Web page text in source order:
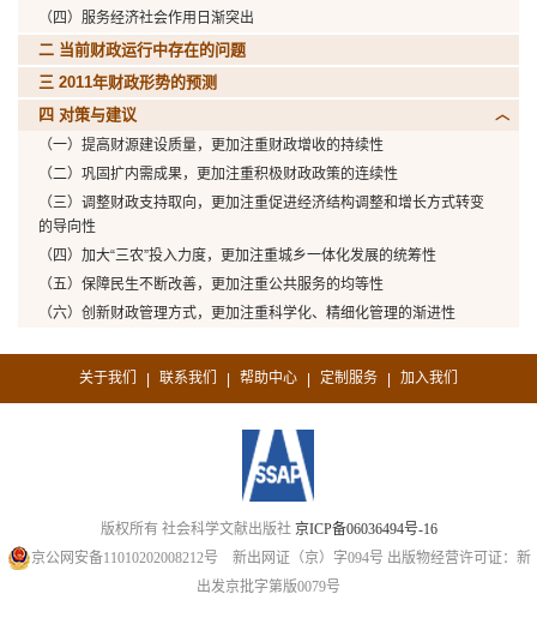
（四）服务经济社会作用日渐突出
二 当前财政运行中存在的问题
三 2011年财政形势的预测
四 对策与建议
（一）提高财源建设质量，更加注重财政增收的持续性
（二）巩固扩内需成果，更加注重积极财政政策的连续性
（三）调整财政支持取向，更加注重促进经济结构调整和增长方式转变
的导向性
（四）加大“三农”投入力度，更加注重城乡一体化发展的统筹性
（五）保障民生不断改善，更加注重公共服务的均等性
（六）创新财政管理方式，更加注重科学化、精细化管理的渐进性
关于我们 | 联系我们 | 帮助中心 | 定制服务 | 加入我们
版权所有 社会科学文献出版社 京ICP备06036494号-16
京公网安备11010202008212号 新出网证（京）字094号 出版物经营许可证：新
出发京批字第版0079号